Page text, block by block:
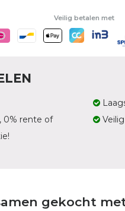
Veilig betalen met
0% rente of
gekocht